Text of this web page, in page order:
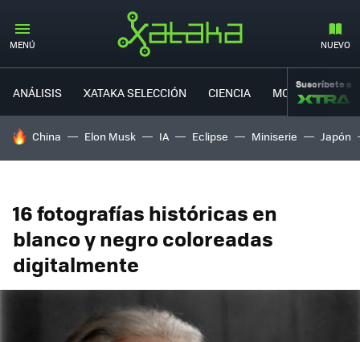
MENÚ NUEVO
ANÁLISIS XATAKA SELECCIÓN CIENCIA MOVILIDAD
Suscríbete a
HOY SE HABLA DE
China Elon Musk IA Eclipse Miniserie Japón
16 fotografías históricas en
blanco y negro coloreadas
digitalmente